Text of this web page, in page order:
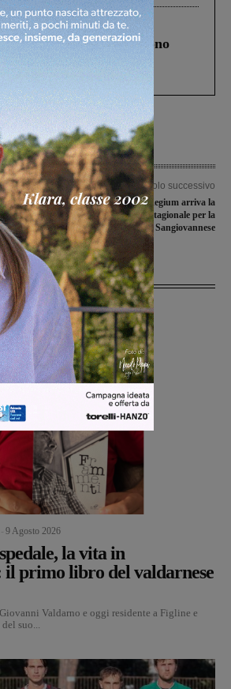
in A1 in cui morirono
Franco. Lo schianto, il
ai sorpassi fra tir....
Articolo successivo
Contro l’Olimpia Regium arriva la
prima sconfitta stagionale per la
Futsal Sangiovannese
9 Agosto 2026
la vita in
primo libro del valdarnese
Valdarno e oggi residente a Figline e
suo...